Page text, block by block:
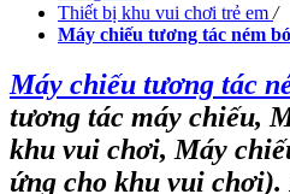
Thiết bị khu vui chơi trẻ em /
Máy chiếu tương tác ném
Máy chiếu tương tác
tương tác máy chiếu,
khu vui chơi, Máy
ứng cho khu vui